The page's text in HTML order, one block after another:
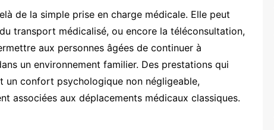
de la simple prise en charge médicale. Elle peut
transport médicalisé, ou encore la téléconsultation,
aux personnes âgées de continuer à
un environnement familier. Des prestations qui
confort psychologique non négligeable,
associées aux déplacements médicaux classiques.